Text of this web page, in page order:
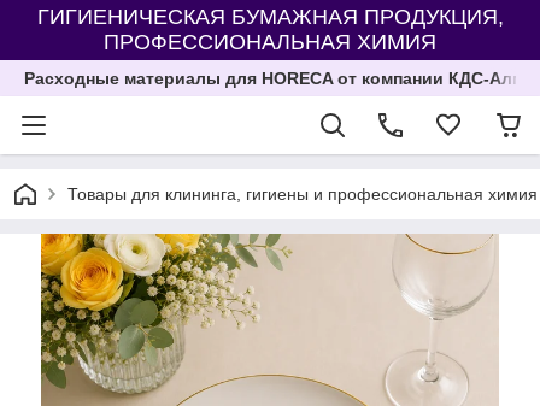
ГИГИЕНИЧЕСКАЯ БУМАЖНАЯ ПРОДУКЦИЯ,
ПРОФЕССИОНАЛЬНАЯ ХИМИЯ
Расходные материалы для HORECA от компании КДС-
Товары для клининга, гигиены и профессиональная химия